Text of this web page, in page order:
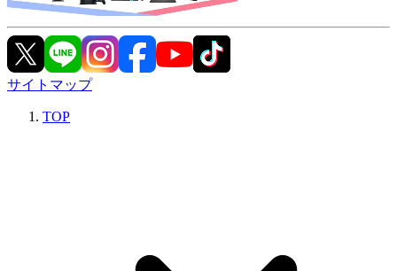
サイトマップ
TOP